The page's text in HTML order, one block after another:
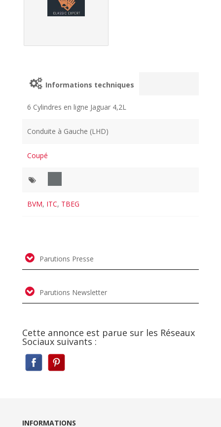
Informations techniques
6 Cylindres en ligne Jaguar 4,2L
Conduite à Gauche (LHD)
Coupé
BVM, ITC, TBEG
Parutions Presse
Parutions Newsletter
Cette annonce est parue sur les Réseaux
Sociaux suivants :
INFORMATIONS